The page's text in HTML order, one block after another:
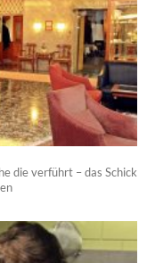
die verführt – das Schick